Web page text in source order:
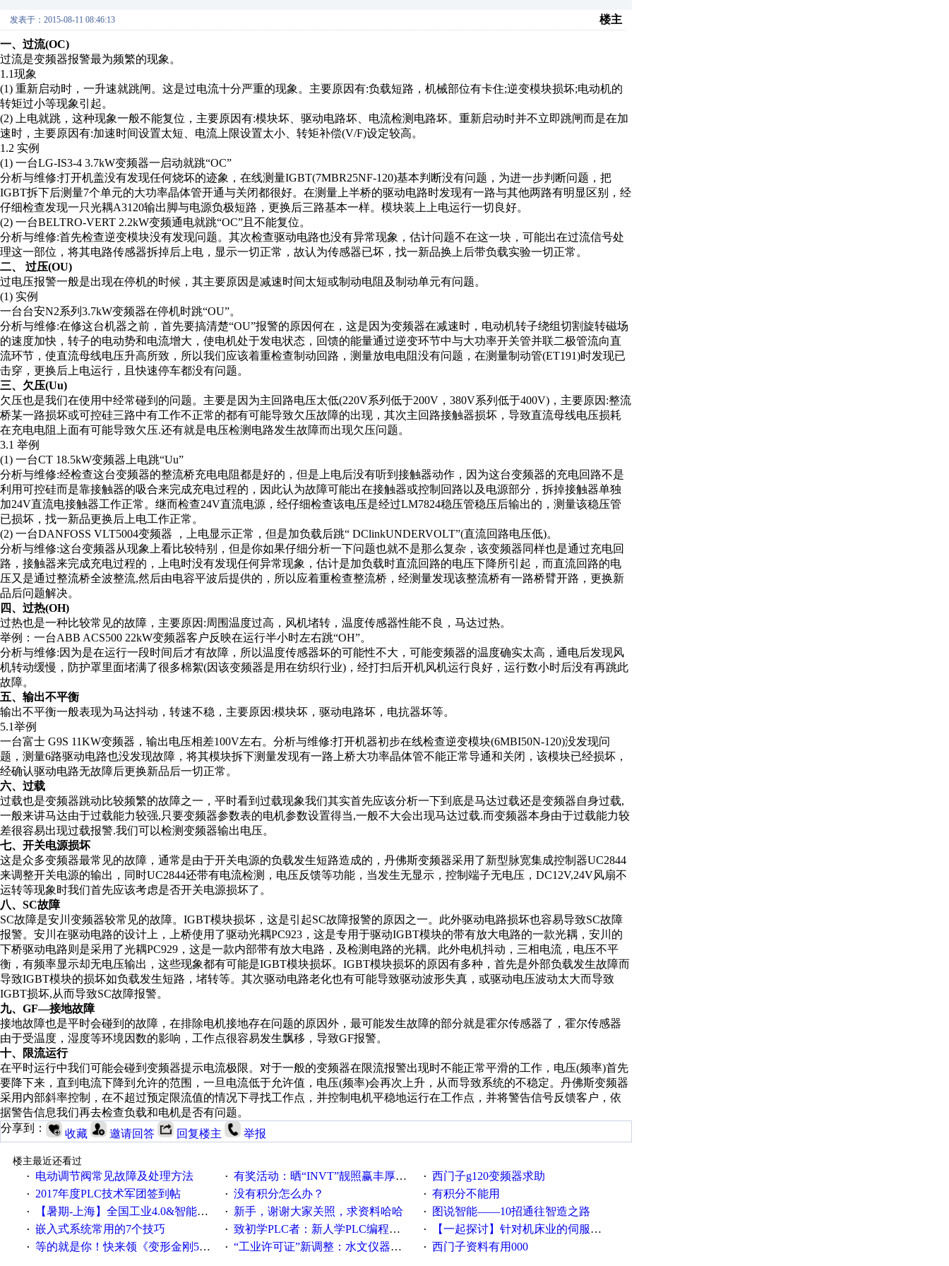
发表于：2015-08-11 08:46:13 楼主
一、过流(OC)
过流是变频器报警最为频繁的现象。
1.1现象
(1) 重新启动时，一升速就跳闸。这是过电流十分严重的现象。主要原因有:负载短路，机械部位有卡住;逆变模块损坏;电动机的
转矩过小等现象引起。
(2) 上电就跳，这种现象一般不能复位，主要原因有:模块坏、驱动电路坏、电流检测电路坏。重新启动时并不立即跳闸而是在加
速时，主要原因有:加速时间设置太短、电流上限设置太小、转矩补偿(V/F)设定较高。
1.2 实例
(1) 一台LG-IS3-4 3.7kW变频器一启动就跳“OC”
分析与维修:打开机盖没有发现任何烧坏的迹象，在线测量IGBT(7MBR25NF-120)基本判断没有问题，为进一步判断问题，把
IGBT拆下后测量7个单元的大功率晶体管开通与关闭都很好。在测量上半桥的驱动电路时发现有一路与其他两路有明显区别，经
仔细检查发现一只光耦A3120输出脚与电源负极短路，更换后三路基本一样。模块装上上电运行一切良好。
(2) 一台BELTRO-VERT 2.2kW变频通电就跳“OC”且不能复位。
分析与维修:首先检查逆变模块没有发现问题。其次检查驱动电路也没有异常现象，估计问题不在这一块，可能出在过流信号处
理这一部位，将其电路传感器拆掉后上电，显示一切正常，故认为传感器已坏，找一新品换上后带负载实验一切正常。
二、 过压(OU)
过电压报警一般是出现在停机的时候，其主要原因是减速时间太短或制动电阻及制动单元有问题。
(1) 实例
一台台安N2系列3.7kW变频器在停机时跳“OU”。
分析与维修:在修这台机器之前，首先要搞清楚“OU”报警的原因何在，这是因为变频器在减速时，电动机转子绕组切割旋转磁场
的速度加快，转子的电动势和电流增大，使电机处于发电状态，回馈的能量通过逆变环节中与大功率开关管并联二极管流向直
流环节，使直流母线电压升高所致，所以我们应该着重检查制动回路，测量放电电阻没有问题，在测量制动管(ET191)时发现已
击穿，更换后上电运行，且快速停车都没有问题。
三、欠压(Uu)
欠压也是我们在使用中经常碰到的问题。主要是因为主回路电压太低(220V系列低于200V，380V系列低于400V)，主要原因:整流
桥某一路损坏或可控硅三路中有工作不正常的都有可能导致欠压故障的出现，其次主回路接触器损坏，导致直流母线电压损耗
在充电电阻上面有可能导致欠压.还有就是电压检测电路发生故障而出现欠压问题。
3.1 举例
(1) 一台CT 18.5kW变频器上电跳“Uu”
分析与维修:经检查这台变频器的整流桥充电电阻都是好的，但是上电后没有听到接触器动作，因为这台变频器的充电回路不是
利用可控硅而是靠接触器的吸合来完成充电过程的，因此认为故障可能出在接触器或控制回路以及电源部分，拆掉接触器单独
加24V直流电接触器工作正常。继而检查24V直流电源，经仔细检查该电压是经过LM7824稳压管稳压后输出的，测量该稳压管
已损坏，找一新品更换后上电工作正常。
(2) 一台DANFOSS VLT5004变频器 ，上电显示正常，但是加负载后跳“ DClinkUNDERVOLT”(直流回路电压低)。
分析与维修:这台变频器从现象上看比较特别，但是你如果仔细分析一下问题也就不是那么复杂，该变频器同样也是通过充电回
路，接触器来完成充电过程的，上电时没有发现任何异常现象，估计是加负载时直流回路的电压下降所引起，而直流回路的电
压又是通过整流桥全波整流,然后由电容平波后提供的，所以应着重检查整流桥，经测量发现该整流桥有一路桥臂开路，更换新
品后问题解决。
四、过热(OH)
过热也是一种比较常见的故障，主要原因:周围温度过高，风机堵转，温度传感器性能不良，马达过热。
举例：一台ABB ACS500 22kW变频器客户反映在运行半小时左右跳“OH”。
分析与维修:因为是在运行一段时间后才有故障，所以温度传感器坏的可能性不大，可能变频器的温度确实太高，通电后发现风
机转动缓慢，防护罩里面堵满了很多棉絮(因该变频器是用在纺织行业)，经打扫后开机风机运行良好，运行数小时后没有再跳此
故障。
五、输出不平衡
输出不平衡一般表现为马达抖动，转速不稳，主要原因:模块坏，驱动电路坏，电抗器坏等。
5.1举例
一台富士 G9S 11KW变频器，输出电压相差100V左右。分析与维修:打开机器初步在线检查逆变模块(6MBI50N-120)没发现问
题，测量6路驱动电路也没发现故障，将其模块拆下测量发现有一路上桥大功率晶体管不能正常导通和关闭，该模块已经损坏，
经确认驱动电路无故障后更换新品后一切正常。
六、过载
过载也是变频器跳动比较频繁的故障之一，平时看到过载现象我们其实首先应该分析一下到底是马达过载还是变频器自身过载,
一般来讲马达由于过载能力较强,只要变频器参数表的电机参数设置得当,一般不大会出现马达过载.而变频器本身由于过载能力较
差很容易出现过载报警.我们可以检测变频器输出电压。
七、开关电源损坏
这是众多变频器最常见的故障，通常是由于开关电源的负载发生短路造成的，丹佛斯变频器采用了新型脉宽集成控制器UC2844
来调整开关电源的输出，同时UC2844还带有电流检测，电压反馈等功能，当发生无显示，控制端子无电压，DC12V,24V风扇不
运转等现象时我们首先应该考虑是否开关电源损坏了。
八、SC故障
SC故障是安川变频器较常见的故障。IGBT模块损坏，这是引起SC故障报警的原因之一。此外驱动电路损坏也容易导致SC故障
报警。安川在驱动电路的设计上，上桥使用了驱动光耦PC923，这是专用于驱动IGBT模块的带有放大电路的一款光耦，安川的
下桥驱动电路则是采用了光耦PC929，这是一款内部带有放大电路，及检测电路的光耦。此外电机抖动，三相电流，电压不平
衡，有频率显示却无电压输出，这些现象都有可能是IGBT模块损坏。IGBT模块损坏的原因有多种，首先是外部负载发生故障而
导致IGBT模块的损坏如负载发生短路，堵转等。其次驱动电路老化也有可能导致驱动波形失真，或驱动电压波动太大而导致
IGBT损坏,从而导致SC故障报警。
九、GF—接地故障
接地故障也是平时会碰到的故障，在排除电机接地存在问题的原因外，最可能发生故障的部分就是霍尔传感器了，霍尔传感器
由于受温度，湿度等环境因数的影响，工作点很容易发生飘移，导致GF报警。
十、限流运行
在平时运行中我们可能会碰到变频器提示电流极限。对于一般的变频器在限流报警出现时不能正常平滑的工作，电压(频率)首先
要降下来，直到电流下降到允许的范围，一旦电流低于允许值，电压(频率)会再次上升，从而导致系统的不稳定。丹佛斯变频器
采用内部斜率控制，在不超过预定限流值的情况下寻找工作点，并控制电机平稳地运行在工作点，并将警告信号反馈客户，依
据警告信息我们再去检查负载和电机是否有问题。
分享到：
收藏 邀请回答 回复楼主 举报
楼主最近还看过
·
电动调节阀常见故障及处理方法 · 有奖活动：晒“INVT”靓照赢丰厚礼品 · 西门子g120变频器求助
· 2017年度PLC技术军团签到帖 · 没有积分怎么办？ · 有积分不能用
· 【暑期-上海】全国工业4.0&智能制造高级培训班通知！ · 新手，谢谢大家关照，求资料哈哈 · 图说智能——10招通往智造之路
· 嵌入式系统常用的7个技巧 · 致初学PLC者：新人学PLC编程的心得体会 · 【一起探讨】针对机床业的伺服系统发展，您的期望是什么？
· 等的就是你！快来领《变形金刚5》观影券 · “工业许可证”新调整：水文仪器等19类产品取消事前生产许可 · 西门子资料有用000